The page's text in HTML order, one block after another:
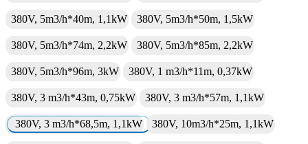
380V, 5m3/h*40m, 1,1kW 380V, 5m3/h*50m, 1,5kW
380V, 5m3/h*74m, 2,2kW 380V, 5m3/h*85m, 2,2kW
380V, 5m3/h*96m, 3kW 380V, 1 m3/h*11m, 0,37kW
380V, 3 m3/h*43m, 0,75kW 380V, 3 m3/h*57m, 1,1kW
380V, 3 m3/h*68,5m, 1,1kW 380V, 10m3/h*25m, 1,1kW